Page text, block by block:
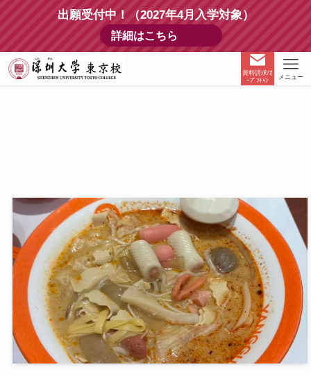
出願受付中！（2027年4月入学対象）
詳細はこちら
資料請求/ｵ
ｰﾌﾟﾝｷｬﾝ
メニュー